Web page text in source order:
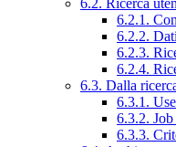
6.2. Ricerca
6.2.1.
6.2.2.
6.2.3.
6.2.4.
6.3. Dalla
6.3.1.
6.3.2.
6.3.3.